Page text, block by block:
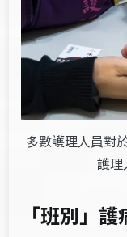
多數護理人員對
護理
「班別」